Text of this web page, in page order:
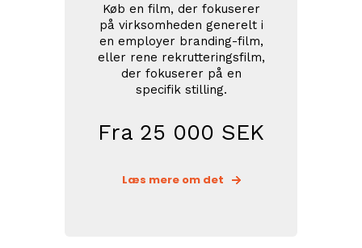
Køb en film, der fokuserer
på virksomheden generelt i
en employer branding-film,
eller rene rekrutteringsfilm,
der fokuserer på en
specifik stilling.
Fra 25 000 SEK
Læs mere om det